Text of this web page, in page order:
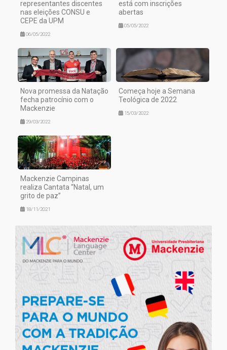
representantes discentes
nas eleições CONSU e
CEPE da UPM
06/05/2022
está com inscrições
abertas
05/05/2022
Nova promessa da Natação
fecha patrocínio com o
Mackenzie
29/03/2022
Começa hoje a Semana
Teológica de 2022
15/03/2022
Mackenzie Campinas
realiza Cantata “Natal, um
grito de paz”
18/11/2021